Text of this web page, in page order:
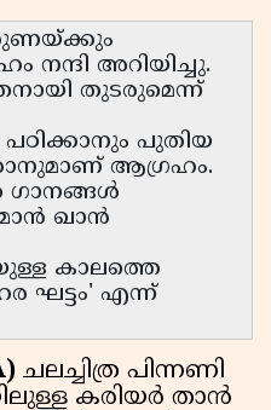
നന്ദി അറിയിച്ചു.
തുടരുമെന്ന്
പുതിയ
ആഗ്രഹം.
ഗാനങ്ങൾ
ഖാൻ
കാലത്തെ
ഘട്ടം' എന്ന്
ചലച്ചിത്ര പിന്നണി
കരിയർ താൻ